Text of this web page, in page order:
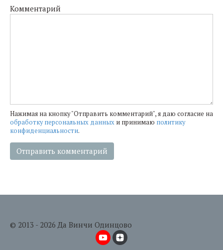
Комментарий
Нажимая на кнопку "Отправить комментарий", я даю согласие на
обработку персональных данных и принимаю политику
конфиденциальности.
© 2013 - 2026 Да Винчи Одинцово